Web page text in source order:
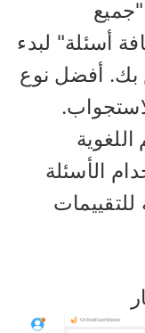
لبدء
أفضل نوع
الأسئلة